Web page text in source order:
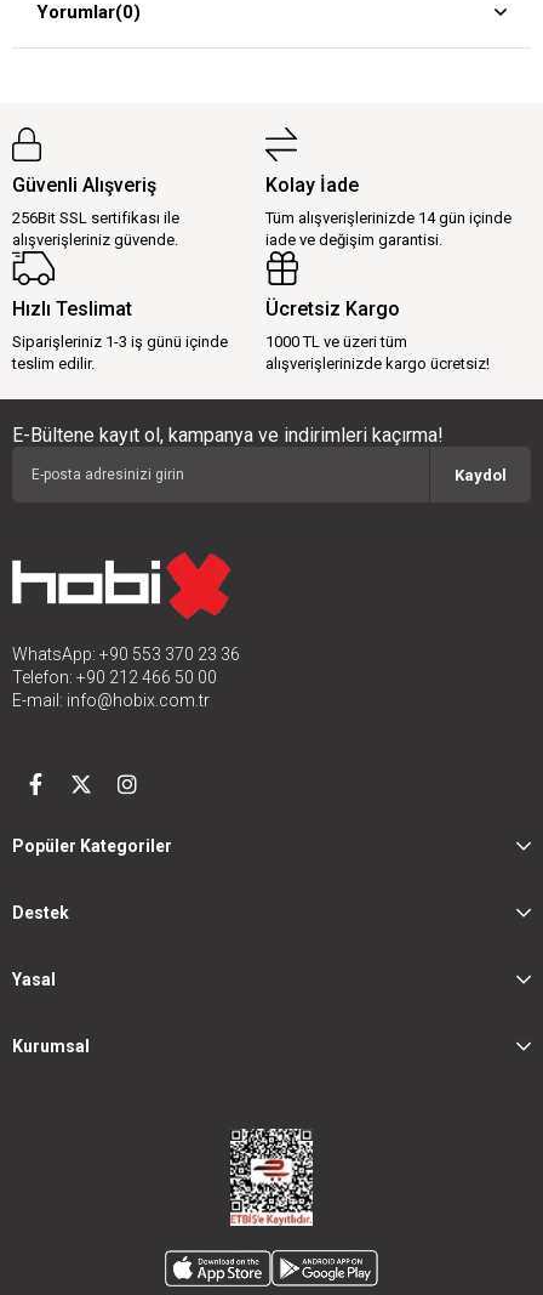
Yorumlar(0)
Güvenli Alışveriş
256Bit SSL sertifikası ile
alışverişleriniz güvende.
Kolay İade
Tüm alışverişlerinizde 14 gün içinde
iade ve değişim garantisi.
Hızlı Teslimat
Siparişleriniz 1-3 iş günü içinde
teslim edilir.
Ücretsiz Kargo
1000 TL ve üzeri tüm
alışverişlerinizde kargo ücretsiz!
E-Bültene kayıt ol, kampanya ve indirimleri kaçırma!
Kaydol
WhatsApp: +90 553 370 23 36
Telefon: +90 212 466 50 00
E-mail: info@hobix.com.tr
Popüler Kategoriler
Destek
Yasal
Kurumsal